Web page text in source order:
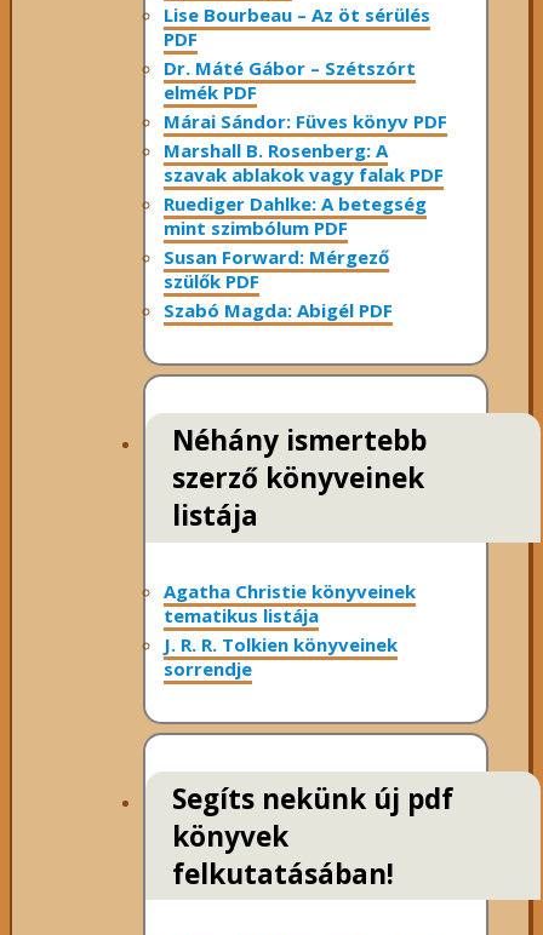
Lise Bourbeau – Az öt sérülés
PDF
Dr. Máté Gábor – Szétszórt
elmék PDF
Márai Sándor: Füves könyv PDF
Marshall B. Rosenberg: A
szavak ablakok vagy falak PDF
Ruediger Dahlke: A betegség
mint szimbólum PDF
Susan Forward: Mérgező
szülők PDF
Szabó Magda: Abigél PDF
Néhány ismertebb
szerző könyveinek
listája
Agatha Christie könyveinek
tematikus listája
J. R. R. Tolkien könyveinek
sorrendje
Segíts nekünk új pdf
könyvek
felkutatásában!